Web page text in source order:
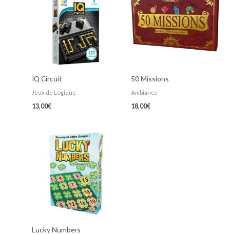
IQ Circuit
Jeux de Logique
13,00€
50 Missions
Ambiance
18,00€
Lucky Numbers